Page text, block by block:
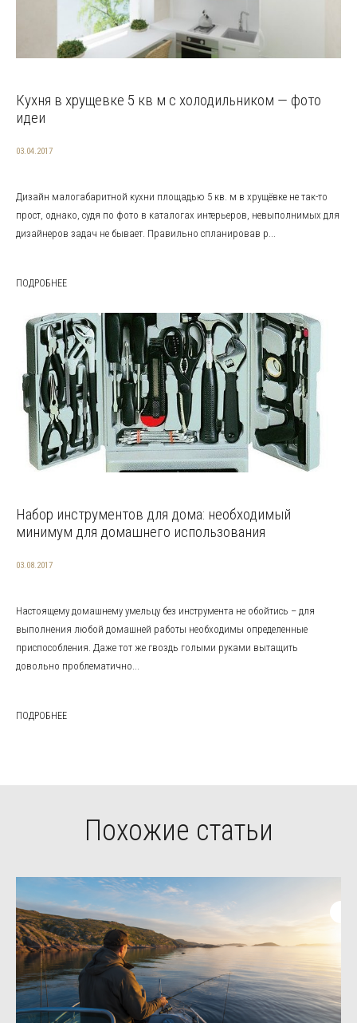
Кухня в хрущевке 5 кв м с холодильником — фото
идеи
03.04.2017
Дизайн малогабаритной кухни площадью 5 кв. м в хрущёвке не так-то
прост, однако, судя по фото в каталогах интерьеров, невыполнимых для
дизайнеров задач не бывает. Правильно спланировав р...
ПОДРОБНЕЕ
Набор инструментов для дома: необходимый
минимум для домашнего использования
03.08.2017
Настоящему домашнему умельцу без инструмента не обойтись – для
выполнения любой домашней работы необходимы определенные
приспособления. Даже тот же гвоздь голыми руками вытащить
довольно проблематично...
ПОДРОБНЕЕ
Похожие статьи